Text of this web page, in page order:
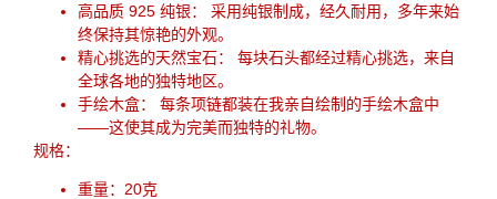
高品质 925 纯银：
采用纯银制成，经久耐用，多年来始
终保持其惊艳的外观。
精心挑选的天然宝石：
每块石头都经过精心挑选，来自
全球各地的独特地区。
手绘木盒：
每条项链都装在我亲自绘制的手绘木盒中
——这使其成为完美而独特的礼物。
规格：
重量：20克